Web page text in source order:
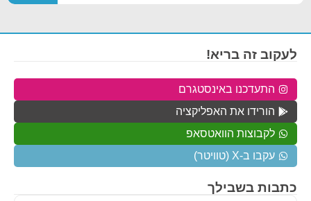
כתבות בשבילך
לעקוב זה בריא!
התעדכנו באינסטגרם
הורידו את האפליקציה
לקבוצות הוואטסאפ
עקבו ב-X (טוויטר)